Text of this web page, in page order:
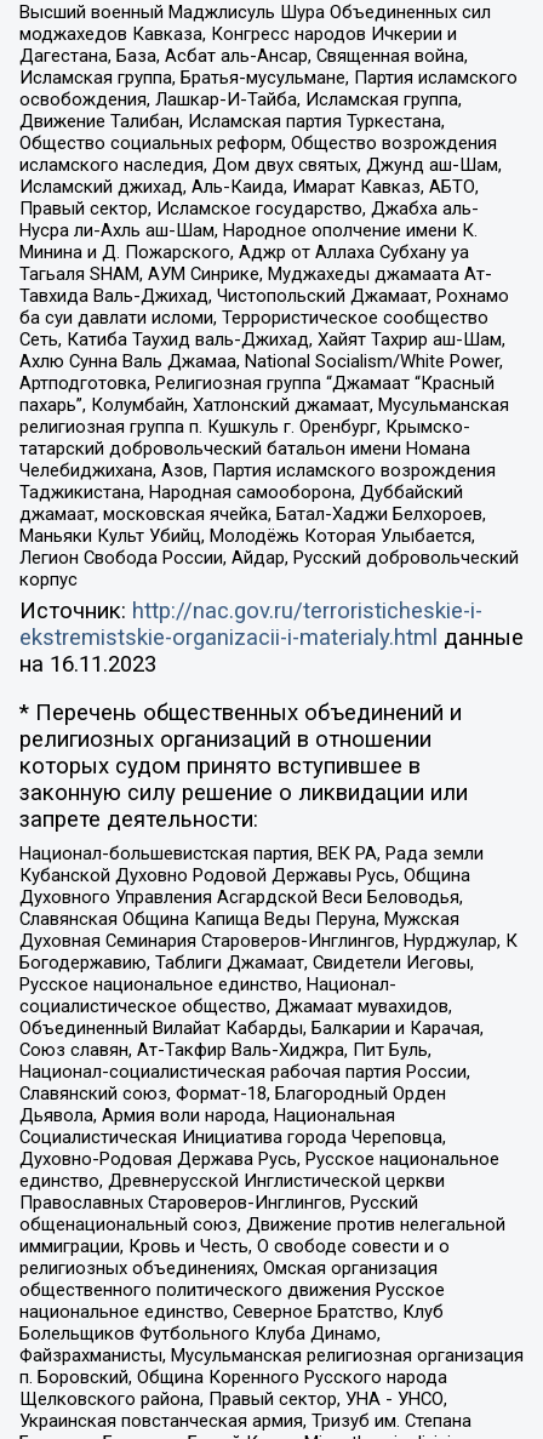
Высший военный Маджлисуль Шура Объединенных сил
моджахедов Кавказа, Конгресс народов Ичкерии и
Дагестана, База, Асбат аль-Ансар, Священная война,
Исламская группа, Братья-мусульмане, Партия исламского
освобождения, Лашкар-И-Тайба, Исламская группа,
Движение Талибан, Исламская партия Туркестана,
Общество социальных реформ, Общество возрождения
исламского наследия, Дом двух святых, Джунд аш-Шам,
Исламский джихад, Аль-Каида, Имарат Кавказ, АБТО,
Правый сектор, Исламское государство, Джабха аль-
Нусра ли-Ахль аш-Шам, Народное ополчение имени К.
Минина и Д. Пожарского, Аджр от Аллаха Субхану уа
Тагьаля SHAM, АУМ Синрике, Муджахеды джамаата Ат-
Тавхида Валь-Джихад, Чистопольский Джамаат, Рохнамо
ба суи давлати исломи, Террористическое сообщество
Сеть, Катиба Таухид валь-Джихад, Хайят Тахрир аш-Шам,
Ахлю Сунна Валь Джамаа, National Socialism/White Power,
Артподготовка, Религиозная группа “Джамаат “Красный
пахарь”, Колумбайн, Хатлонский джамаат, Мусульманская
религиозная группа п. Кушкуль г. Оренбург, Крымско-
татарский добровольческий батальон имени Номана
Челебиджихана, Азов, Партия исламского возрождения
Таджикистана, Народная самооборона, Дуббайский
джамаат, московская ячейка, Батал-Хаджи Белхороев,
Маньяки Культ Убийц, Молодёжь Которая Улыбается,
Легион Свобода России, Айдар, Русский добровольческий
корпус
Источник: http://nac.gov.ru/terroristicheskie-i-
ekstremistskie-organizacii-i-materialy.html данные
на 16.11.2023
* Перечень общественных объединений и
религиозных организаций в отношении
которых судом принято вступившее в
законную силу решение о ликвидации или
запрете деятельности:
Национал-большевистская партия, ВЕК РА, Рада земли
Кубанской Духовно Родовой Державы Русь, Община
Духовного Управления Асгардской Веси Беловодья,
Славянская Община Капища Веды Перуна, Мужская
Духовная Семинария Староверов-Инглингов, Нурджулар, К
Богодержавию, Таблиги Джамаат, Свидетели Иеговы,
Русское национальное единство, Национал-
социалистическое общество, Джамаат мувахидов,
Объединенный Вилайат Кабарды, Балкарии и Карачая,
Союз славян, Ат-Такфир Валь-Хиджра, Пит Буль,
Национал-социалистическая рабочая партия России,
Славянский союз, Формат-18, Благородный Орден
Дьявола, Армия воли народа, Национальная
Социалистическая Инициатива города Череповца,
Духовно-Родовая Держава Русь, Русское национальное
единство, Древнерусской Инглистической церкви
Православных Староверов-Инглингов, Русский
общенациональный союз, Движение против нелегальной
иммиграции, Кровь и Честь, О свободе совести и о
религиозных объединениях, Омская организация
общественного политического движения Русское
национальное единство, Северное Братство, Клуб
Болельщиков Футбольного Клуба Динамо,
Файзрахманисты, Мусульманская религиозная организация
п. Боровский, Община Коренного Русского народа
Щелковского района, Правый сектор, УНА - УНСО,
Украинская повстанческая армия, Тризуб им. Степана